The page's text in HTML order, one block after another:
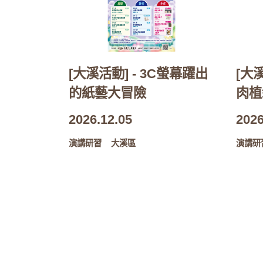
[大溪活動] - 3C螢幕躍出
的紙藝大冒險
2026.12.05
演講研習 大溪區
[大
肉
演講研